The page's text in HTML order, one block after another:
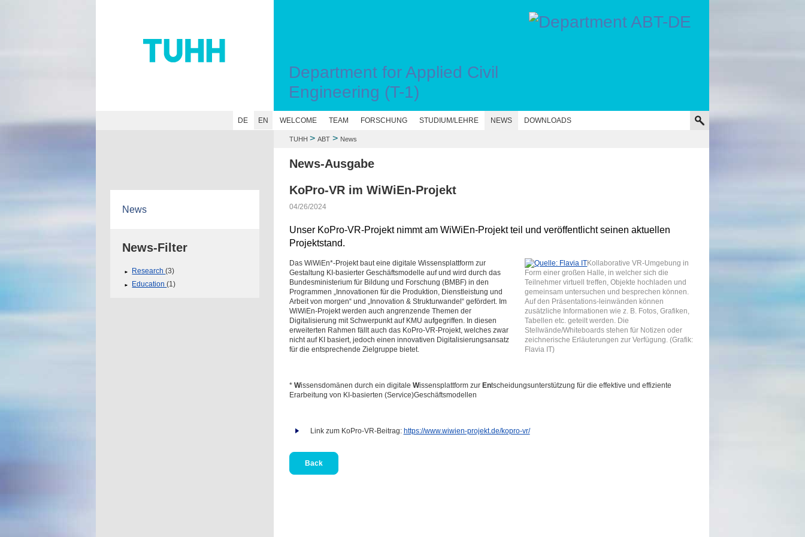
Department for Applied Civil
Engineering (T-1)
DE EN WELCOME TEAM FORSCHUNG STUDIUM/LEHRE NEWS DOWNLOADS
TUHH > ABT> News
News-Ausgabe
KoPro-VR im WiWiEn-Projekt
04/26/2024
Unser KoPro-VR-Projekt nimmt am WiWiEn-Projekt teil und veröffentlicht seinen aktuellen
Projektstand.
Kollaborative VR-Umgebung in
Form einer großen Halle, in welcher sich die
Teilnehmer virtuell treffen, Objekte hochladen und
gemeinsam untersuchen und besprechen können.
Auf den Präsentations-leinwänden können
zusätzliche Informationen wie z. B. Fotos, Grafiken,
Tabellen etc. geteilt werden. Die
Stellwände/Whiteboards stehen für Notizen oder
zeichnerische Erläuterungen zur Verfügung. (Grafik:
Flavia IT)
Das WiWiEn*-Projekt baut eine digitale Wissensplattform zur
Gestaltung KI-basierter Geschäftsmodelle auf und wird durch das
Bundesministerium für Bildung und Forschung (BMBF) in den
Programmen „Innovationen für die Produktion, Dienstleistung und
Arbeit von morgen“ und „Innovation & Strukturwandel“ gefördert. Im
WiWiEn-Projekt werden auch angrenzende Themen der
Digitalisierung mit Schwerpunkt auf KMU aufgegriffen. In diesen
erweiterten Rahmen fällt auch das KoPro-VR-Projekt, welches zwar
nicht auf KI basiert, jedoch einen innovativen Digitalisierungsansatz
für die entsprechende Zielgruppe bietet.
* Wissensdomänen durch ein digitale Wissensplattform zur Entscheidungsunterstützung für die effektive und effiziente
Erarbeitung von KI-basierten (Service)Geschäftsmodellen
Link zum KoPro-VR-Beitrag: https://www.wiwien-projekt.de/kopro-vr/
Back
News
News-Filter
Research(3)
Education(1)